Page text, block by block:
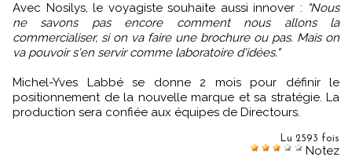
Avec Nosilys, le voyagiste souhaite aussi innover : "Nous
ne savons pas encore comment nous allons la
commercialiser, si on va faire une brochure ou pas. Mais on
va pouvoir s'en servir comme laboratoire d'idées."
Michel-Yves Labbé se donne 2 mois pour définir le
positionnement de la nouvelle marque et sa stratégie. La
production sera confiée aux équipes de Directours.
Lu 2593 fois
Notez